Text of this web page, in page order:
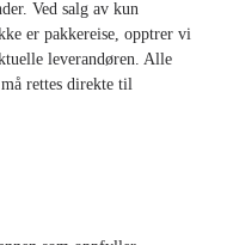
Ved salg av kun
er pakkereise, opptrer vi
leverandøren. Alle
rettes direkte til